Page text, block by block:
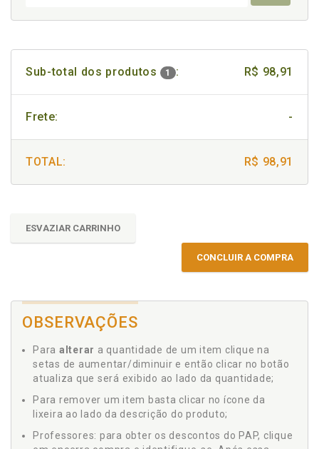
Sub-total dos produtos 1 : R$ 98,91
Frete: -
TOTAL: R$ 98,91
ESVAZIAR CARRINHO
CONCLUIR A COMPRA
OBSERVAÇÕES
Para alterar a quantidade de um item clique na
setas de aumentar/diminuir e então clicar no botão
atualiza que será exibido ao lado da quantidade;
Para remover um item basta clicar no ícone da
lixeira ao lado da descrição do produto;
Professores: para obter os descontos do PAP, clique